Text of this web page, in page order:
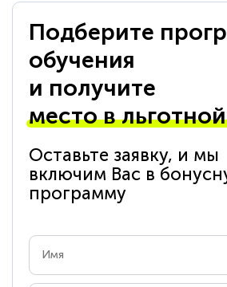
Подберите
обучения
и получите
место в
Оставьте заявку, и мы
включим Вас в
программу